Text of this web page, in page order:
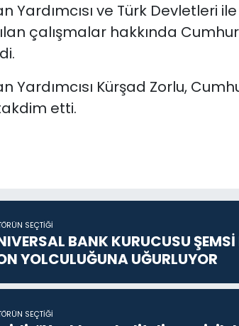
Yardımcısı ve Türk Devletleri
çalışmalar hakkında
Yardımcısı Kürşad Zorlu,
etti.
SEÇTIĞI
BANK KURUCUSU
YOLCULUĞUNA UĞURLUYOR
SEÇTIĞI